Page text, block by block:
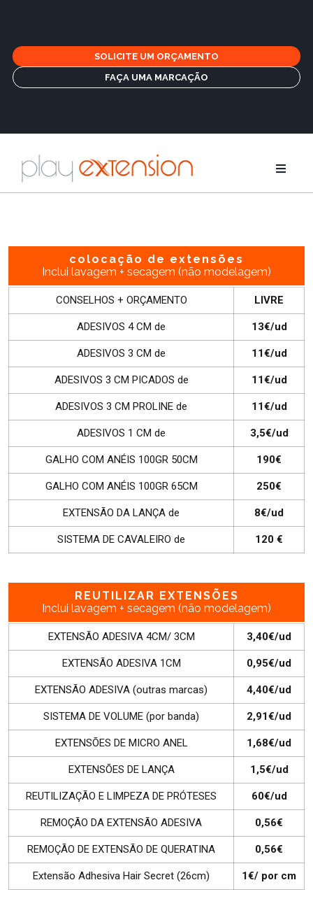
SOLICITE UM ORÇAMENTO
FAÇA UMA MARCAÇÃO
Tranças e
GHD
Cuidados
Salões
colocação de extensões
Inclui lavagem + secagem (não modelagem)
CONSELHOS + ORÇAMENTO LIVRE
ADESIVOS 4 CM de 13€/ud
ADESIVOS 3 CM de 11€/ud
ADESIVOS 3 CM PICADOS de 11€/ud
ADESIVOS 3 CM PROLINE de 11€/ud
ADESIVOS 1 CM de 3,5€/ud
GALHO COM ANÉIS 100GR 50CM 190€
GALHO COM ANÉIS 100GR 65CM 250€
EXTENSÃO DA LANÇA de 8€/ud
SISTEMA DE CAVALEIRO de 120 €
REUTILIZAR EXTENSÕES
Inclui lavagem + secagem (não modelagem)
EXTENSÃO ADESIVA 4CM/ 3CM 3,40€/ud
EXTENSÃO ADESIVA 1CM 0,95€/ud
EXTENSÃO ADESIVA (outras marcas) 4,40€/ud
SISTEMA DE VOLUME (por banda) 2,91€/ud
EXTENSÕES DE MICRO ANEL 1,68€/ud
EXTENSÕES DE LANÇA 1,5€/ud
REUTILIZAÇÃO E LIMPEZA DE PRÓTESES 60€/ud
REMOÇÃO DA EXTENSÃO ADESIVA 0,56€
REMOÇÃO DE EXTENSÃO DE QUERATINA 0,56€
Extensão Adhesiva Hair Secret (26cm) 1€/ por cm